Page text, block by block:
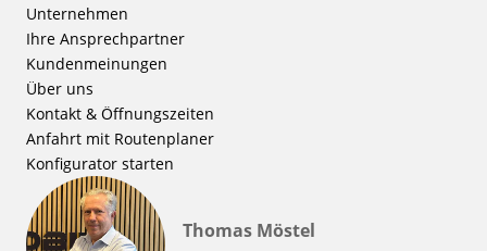
Unternehmen
Ihre Ansprechpartner
Kundenmeinungen
Über uns
Kontakt & Öffnungszeiten
Anfahrt mit Routenplaner
Konfigurator starten
Thomas Möstel